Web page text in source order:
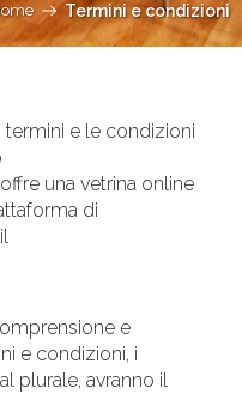
Termini e condizioni
e le condizioni
una vetrina online
di
e
e condizioni, i
plurale, avranno il